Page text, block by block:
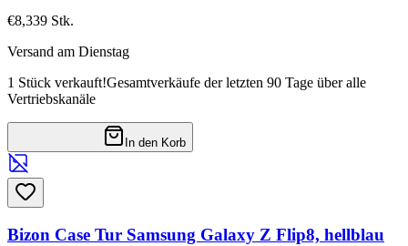
€8,339 Stk.
Versand am Dienstag
1 Stück verkauft!Gesamtverkäufe der letzten 90 Tage über alle
Vertriebskanäle
In den Korb
Bizon Case Tur Samsung Galaxy Z Flip8, hellblau